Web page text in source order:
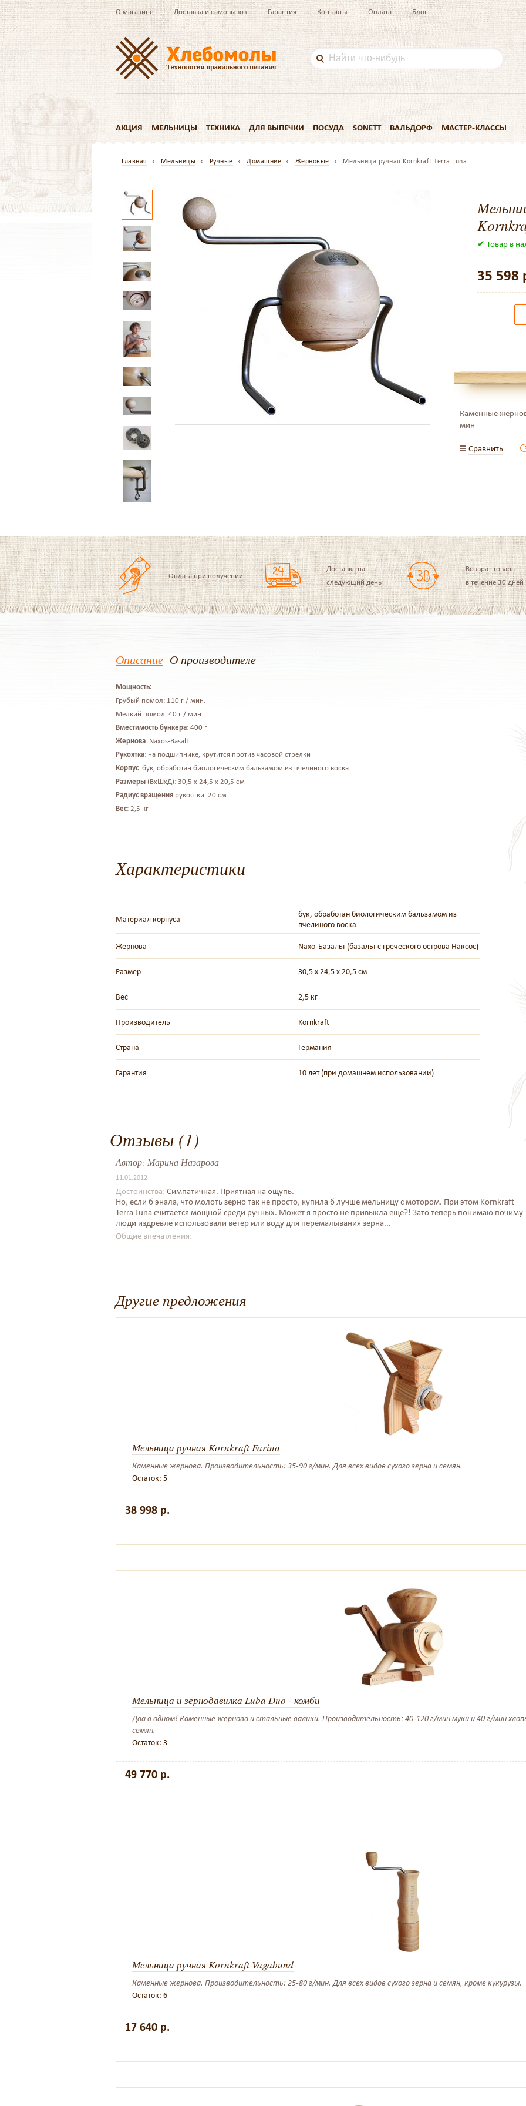
О магазине Доставка и самовывоз Гарантия Контакты Оплата Блог
АКЦИЯ МЕЛЬНИЦЫ ТЕХНИКА ДЛЯ ВЫПЕЧКИ ПОСУДА SONETT ВАЛЬДОРФ МАСТЕР-КЛАССЫ
Главная Мельницы Ручные Домашние Жерновые Мельница ручная Kornkraft Terra Luna
✔ Товар в
35 598
Каменные
мин
Сравнить
Оплата при получении
Доставка на
следующий день
Возврат товара
в течение 30 дней
Описание О производителе
Мощность:
Грубый помол: 110 г / мин.
Мелкий помол: 40 г / мин.
Вместимость бункера: 400 г
Жернова: Naxos-Basalt
Рукоятка: на подшипнике, крутится против часовой стрелки
Корпус: бук, обработан биологическим бальзамом из пчелиного воска.
Размеры (ВхШхД): 30,5 х 24,5 х 20,5 см
Радиус вращения рукоятки: 20 см
Вес: 2,5 кг
Характеристики
Материал корпуса
бук, обработан биологическим бальзамом из
пчелиного воска
Жернова Naxo-Базальт (базальт с греческого острова Наксос)
Размер 30,5 х 24,5 х 20,5 см
Вес 2,5 кг
Производитель Kornkraft
Страна Германия
Гарантия 10 лет (при домашнем использовании)
Отзывы (1)
Автор: Марина Назарова
11.01.2012
Достоинства: Симпатичная. Приятная на ощупь.
Но, если б энала, что молоть зерно так не просто, купила б лучше мельницу с мотором. При этом Kornkraft
Terra Luna считается мощной среди ручных. Может я просто не привыкла еще?! Зато теперь понимаю почиму
люди издревле использовали ветер или воду для перемалывания зерна...
Общие впечатления:
Другие предложения
Мельница ручная Kornkraft Farina
Каменные жернова. Производительность: 35-90 г/мин. Для всех видов сухого зерна и семян.
Остаток: 5
38 998 р.
Мельница и зернодавилка Luba Duo - комби
Два в одном! Каменные жернова и стальные валики. Производительность: 40-120 г/мин муки и 40 г/мин
семян.
Остаток: 3
49 770 р.
Мельница ручная Kornkraft Vagabund
Каменные жернова. Производительность: 25-80 г/мин. Для всех видов сухого зерна и семян, кроме кукурузы.
Остаток: 6
17 640 р.